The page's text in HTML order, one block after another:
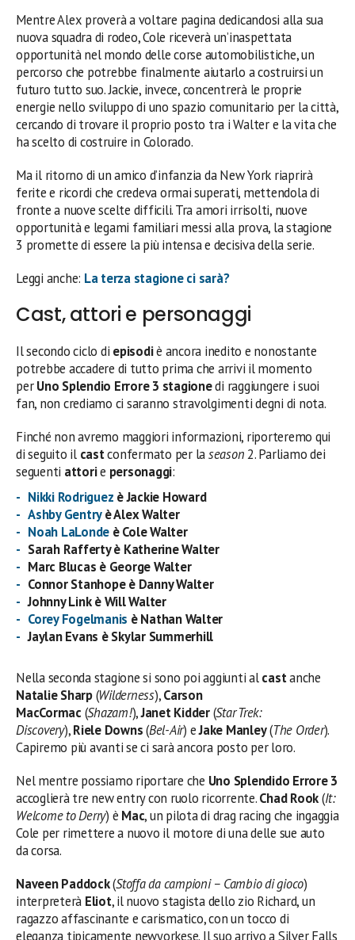
Mentre Alex proverà a voltare pagina dedicandosi alla sua
nuova squadra di rodeo, Cole riceverà un’inaspettata
opportunità nel mondo delle corse automobilistiche, un
percorso che potrebbe finalmente aiutarlo a costruirsi un
futuro tutto suo. Jackie, invece, concentrerà le proprie
energie nello sviluppo di uno spazio comunitario per la città,
cercando di trovare il proprio posto tra i Walter e la vita che
ha scelto di costruire in Colorado.
Ma il ritorno di un amico d’infanzia da New York riaprirà
ferite e ricordi che credeva ormai superati, mettendola di
fronte a nuove scelte difficili. Tra amori irrisolti, nuove
opportunità e legami familiari messi alla prova, la stagione
3 promette di essere la più intensa e decisiva della serie.
Leggi anche: La terza stagione ci sarà?
Cast, attori e personaggi
Il secondo ciclo di episodiè ancora inedito e nonostante
potrebbe accadere di tutto prima che arrivi il momento
perUno Splendio Errore 3 stagionedi raggiungere i suoi
fan, non crediamo ci saranno stravolgimenti degni di nota.
Finché non avremo maggiori informazioni, riporteremo qui
di seguito il castconfermato per laseason2. Parliamo dei
seguenti attorie personaggi:
Nikki Rodriguez è Jackie Howard
Ashby Gentryè Alex Walter
Noah LaLonde è Cole Walter
Sarah Rafferty è Katherine Walter
Marc Blucas è George Walter
Connor Stanhope è Danny Walter
Johnny Link è Will Walter
Corey Fogelmanis è Nathan Walter
Jaylan Evans è Skylar Summerhill
Nella seconda stagione si sono poi aggiunti alcastanche
Natalie Sharp(Wilderness),Carson
MacCormac (Shazam!),Janet Kidder(Star Trek:
Discovery),Riele Downs(Bel-Air) eJake Manley(The Order).
Capiremo più avanti se ci sarà ancora posto per loro.
Nel mentre possiamo riportare che Uno Splendido Errore 3
accoglierà tre new entry con ruolo ricorrente.Chad Rook(It:
Welcome to Derry) è Mac, un pilota di drag racing che ingaggia
Cole per rimettere a nuovo il motore di una delle sue auto
da corsa.
Naveen Paddock(Stoffa da campioni – Cambio di gioco)
interpreterà Eliot, il nuovo stagista dello zio Richard, un
ragazzo affascinante e carismatico, con un tocco di
eleganza tipicamente newyorkese. Il suo arrivo a Silver Falls